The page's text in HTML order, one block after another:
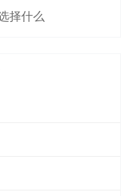
择什么